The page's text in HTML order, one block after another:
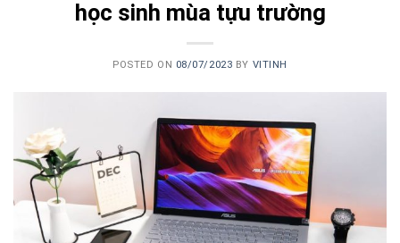
học sinh mùa tựu trường
POSTED ON 08/07/2023 BY VITINH